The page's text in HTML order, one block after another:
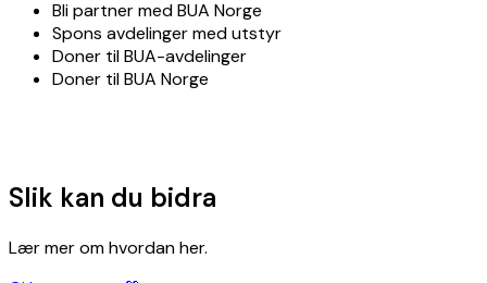
Bli partner med BUA Norge
Spons avdelinger med utstyr
Doner til BUA-avdelinger
Doner til BUA Norge
Slik kan du bidra
Lær mer om hvordan her.